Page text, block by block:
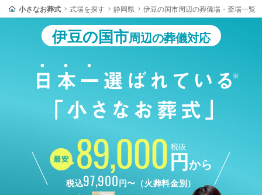
小さなお葬式 式場を探す 静岡県 伊豆の国市周辺の葬儀場・斎場一覧
伊豆の国市周辺の葬儀対応
89,000 税抜
円から
税込97,900円〜（火葬料金別）